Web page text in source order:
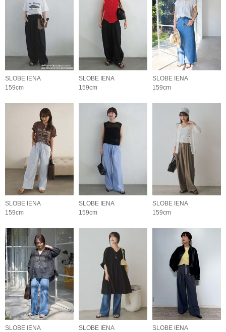
SLOBE IENA
159cm
SLOBE IENA
159cm
SLOBE IENA
159cm
SLOBE IENA
159cm
SLOBE IENA
159cm
SLOBE IENA
159cm
SLOBE IENA
SLOBE IENA
SLOBE IENA